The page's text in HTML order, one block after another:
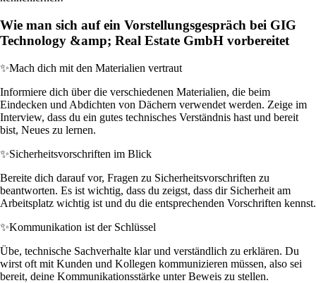
Wie man sich auf ein Vorstellungsgespräch bei GIG
Technology &amp; Real Estate GmbH vorbereitet
✨Mach dich mit den Materialien vertraut
Informiere dich über die verschiedenen Materialien, die beim
Eindecken und Abdichten von Dächern verwendet werden. Zeige im
Interview, dass du ein gutes technisches Verständnis hast und bereit
bist, Neues zu lernen.
✨Sicherheitsvorschriften im Blick
Bereite dich darauf vor, Fragen zu Sicherheitsvorschriften zu
beantworten. Es ist wichtig, dass du zeigst, dass dir Sicherheit am
Arbeitsplatz wichtig ist und du die entsprechenden Vorschriften kennst.
✨Kommunikation ist der Schlüssel
Übe, technische Sachverhalte klar und verständlich zu erklären. Du
wirst oft mit Kunden und Kollegen kommunizieren müssen, also sei
bereit, deine Kommunikationsstärke unter Beweis zu stellen.